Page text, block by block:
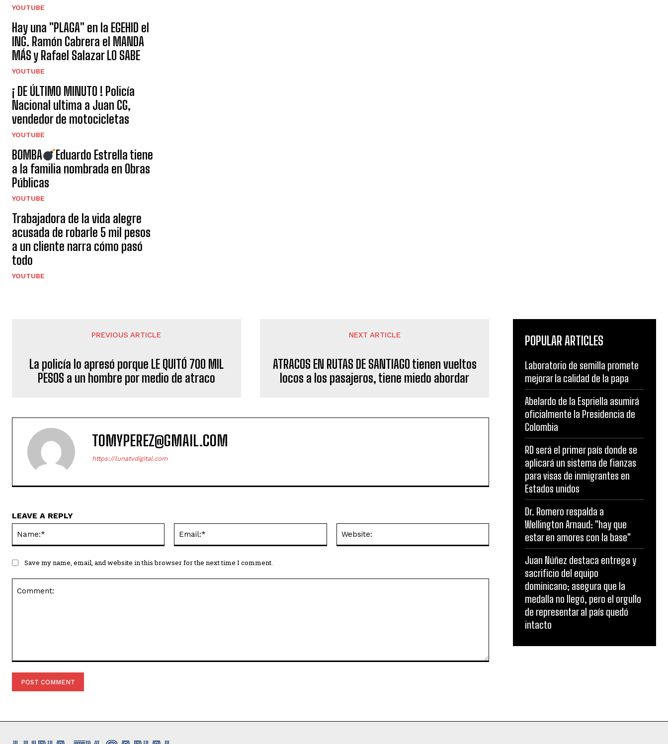
YOUTUBE
Hay una "PLAGA" en la EGEHID el
ING. Ramón Cabrera el MANDA
MÁS y Rafael Salazar LO SABE
YOUTUBE
¡ DE ÚLTIMO MINUTO ! Policía
Nacional ultima a Juan CG,
vendedor de motocicletas
YOUTUBE
BOMBA
Eduardo Estrella tiene
a la familia nombrada en Obras
Públicas
YOUTUBE
Trabajadora de la vida alegre
acusada de robarle 5 mil pesos
a un cliente narra cómo pasó
todo
YOUTUBE
PREVIOUS ARTICLE
La policía lo apresó porque LE QUITÓ 700 MIL
PESOS a un hombre por medio de atraco
NEXT ARTICLE
ATRACOS EN RUTAS DE SANTIAGO tienen vueltos
locos a los pasajeros, tiene miedo abordar
TOMYPEREZ@GMAIL.COM
https://lunatvdigital.com
LEAVE A REPLY
Save my name, email, and website in this browser for the next time I comment.
POPULAR ARTICLES
Laboratorio de semilla promete
mejorar la calidad de la papa
Abelardo de la Espriella asumirá
oficialmente la Presidencia de
Colombia
RD será el primer país donde se
aplicará un sistema de fianzas
para visas de inmigrantes en
Estados unidos
Dr. Romero respalda a
Wellington Arnaud: "hay que
estar en amores con la base"
Juan Núñez destaca entrega y
sacrificio del equipo
dominicano; asegura que la
medalla no llegó, pero el orgullo
de representar al país quedó
intacto